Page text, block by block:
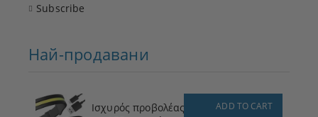
Subscribe
Най-продавани
Ισχυρός προβολέας
ADD TO CART